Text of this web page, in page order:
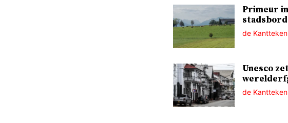
Primeur
stadsbord
de
Unesco
de